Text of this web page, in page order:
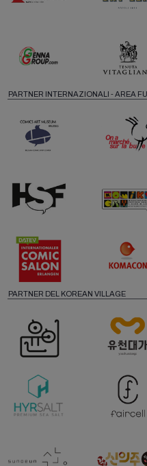
PARTNER INTERNAZIONALI - AREA
PARTNER DEL KOREAN VILLAGE